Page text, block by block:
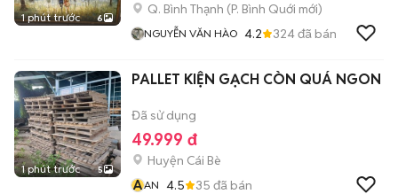
1 phút trước 6
Q. Bình Thạnh (P. Bình Quới mới)
NGUYỄN VĂN HÀO 4.2 324đã bán
1 phút trước 5
PALLET KIỆN GẠCH CÒN QUÁ NGON
Đã sử dụng
49.999 đ
Huyện Cái Bè
AAN 4.5 35 đã bán